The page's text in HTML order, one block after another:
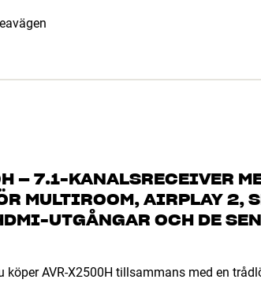
– 7.1-KANALSRECEIVER
MULTIROOM, AIRPLAY 2,
UTGÅNGAR OCH DE
AVR-X2500H tillsammans med en